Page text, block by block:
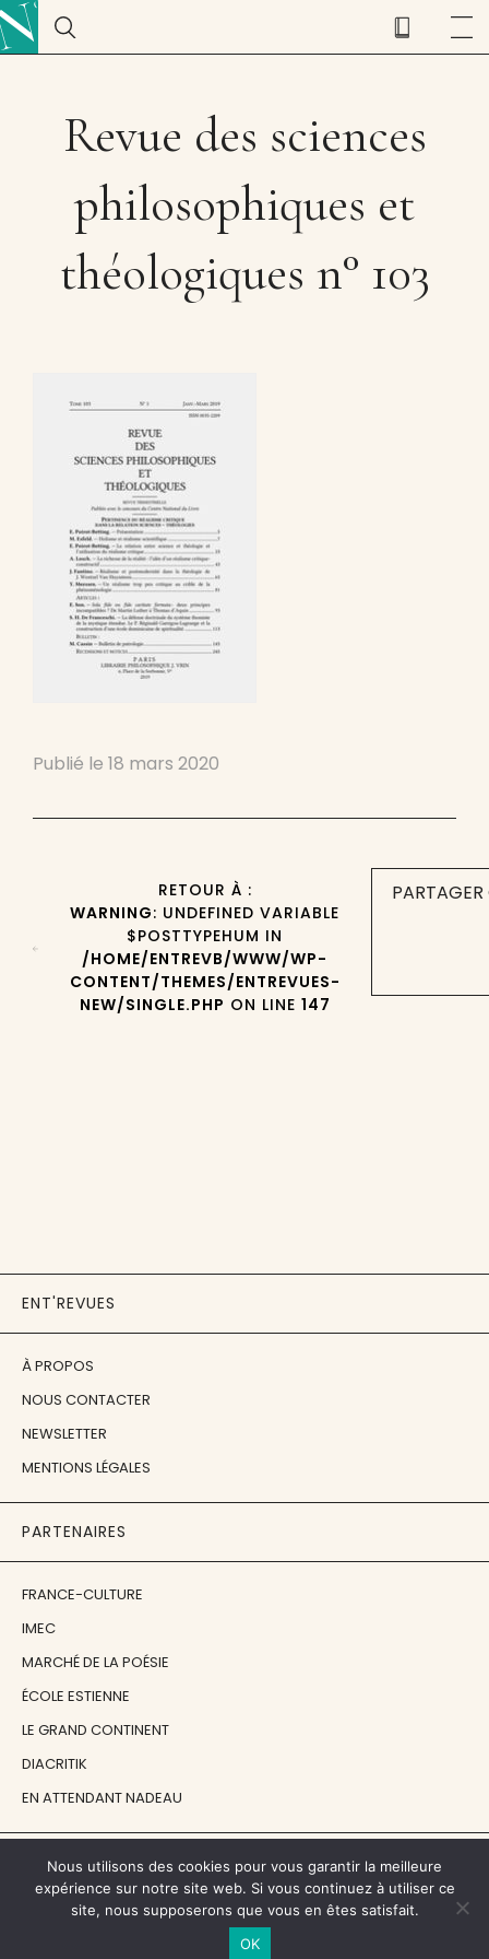
Revue des sciences
philosophiques et
théologiques n° 103
Publié le 18 mars 2020
RETOUR À :
WARNING: UNDEFINED VARIABLE
$POSTTYPEHUM IN
/HOME/ENTREVB/WWW/WP-
CONTENT/THEMES/ENTREVUES-
NEW/SINGLE.PHP ON LINE 147
ENT'REVUES
À PROPOS
NOUS CONTACTER
NEWSLETTER
MENTIONS LÉGALES
PARTENAIRES
FRANCE-CULTURE
IMEC
MARCHÉ DE LA POÉSIE
ÉCOLE ESTIENNE
LE GRAND CONTINENT
DIACRITIK
EN ATTENDANT NADEAU
NOS SOUTIENS
CENTRE NATIONAL DU LIVRE
Nous utilisons des cookies pour vous garantir la meilleure
expérience sur notre site web. Si vous continuez à utiliser ce
site, nous supposerons que vous en êtes satisfait.
OK